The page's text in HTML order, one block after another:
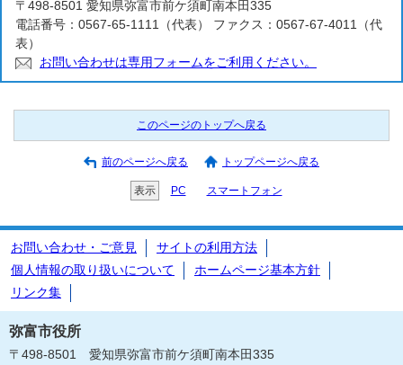
〒498-8501 愛知県弥富市前ケ須町南本田335
電話番号：0567-65-1111（代表） ファクス：0567-67-4011（代
表）
お問い合わせは専用フォームをご利用ください。
このページのトップへ戻る
前のページへ戻る トップページへ戻る
表示 PC スマートフォン
お問い合わせ・ご意見
サイトの利用方法
個人情報の取り扱いについて
ホームページ基本方針
リンク集
弥富市役所
〒498-8501 愛知県弥富市前ケ須町南本田335